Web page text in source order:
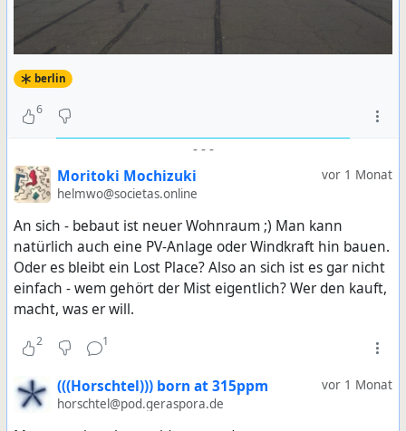
berlin
6
- - -
vor 1 Monat
Moritoki Mochizuki
helmwo@societas.online
An sich - bebaut ist neuer Wohnraum ;) Man kann
natürlich auch eine PV-Anlage oder Windkraft hin bauen.
Oder es bleibt ein Lost Place? Also an sich ist es gar nicht
einfach - wem gehört der Mist eigentlich? Wer den kauft,
macht, was er will.
2 1
vor 1 Monat
(((Horschtel))) born at 315ppm
horschtel@pod.geraspora.de